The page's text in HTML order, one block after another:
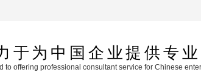
于为中国企业提供专业
to offering professional consultant service for Chinese